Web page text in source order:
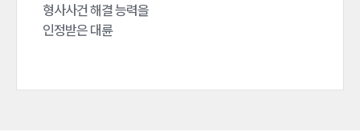
형사사건 해결 능력을
인정받은 대륜